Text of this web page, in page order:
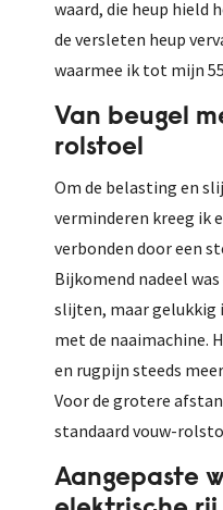
waard, die heup hield
de versleten heup
waarmee ik tot mijn
Van beugel
rolstoel
Om de belasting en
verminderen kreeg ik
verbonden door een
Bijkomend nadeel
slijten, maar gelukkig
met de naaimachine.
en rugpijn steeds
Voor de grotere
standaard vouw-
Aangepaste